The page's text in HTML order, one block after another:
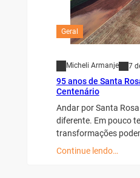
Geral
Micheli Armanje 7
95 anos de Santa
Centenário
Andar por Santa
diferente. Em pouco
transformações
Continue lendo…